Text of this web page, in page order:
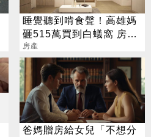
睡覺聽到啃食聲！高雄媽
砸515萬買到白蟻窩 房仲
撇清：不保固
房產
爸媽贈房給女兒「不想分